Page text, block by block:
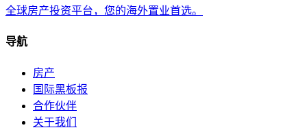
全球房产投资平台，您的海外置业首选。
导航
房产
国际黑板报
合作伙伴
关于我们